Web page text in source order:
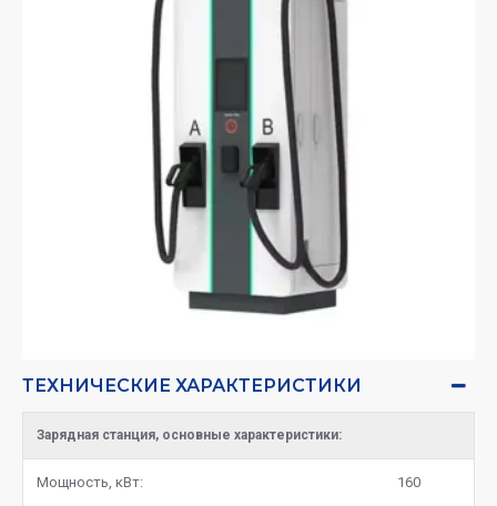
ТЕХНИЧЕСКИЕ ХАРАКТЕРИСТИКИ
Зарядная станция, основные характеристики:
Мощность, кВт: 160